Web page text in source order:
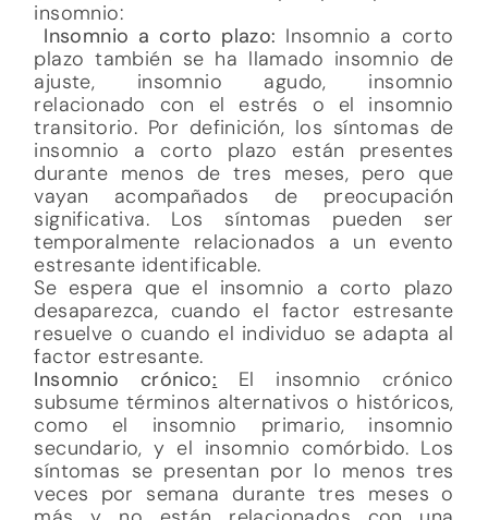
insomnio:
Insomnio a corto plazo: Insomnio a corto
plazo también se ha llamado insomnio de
ajuste, insomnio agudo, insomnio
relacionado con el estrés o el insomnio
transitorio. Por definición, los síntomas de
insomnio a corto plazo están presentes
durante menos de tres meses, pero que
vayan acompañados de preocupación
significativa. Los síntomas pueden ser
temporalmente relacionados a un evento
estresante identificable.
Se espera que el insomnio a corto plazo
desaparezca, cuando el factor estresante
resuelve o cuando el individuo se adapta al
factor estresante.
Insomnio crónico: El insomnio crónico
subsume términos alternativos o históricos,
como el insomnio primario, insomnio
secundario, y el insomnio comórbido. Los
síntomas se presentan por lo menos tres
veces por semana durante tres meses o